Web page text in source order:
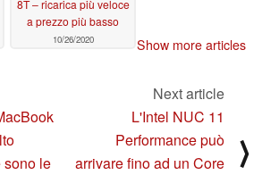
8T – ricarica più veloce
a prezzo più basso
10/26/2020 Show more articles
sono le
Next article
L'Intel NUC 11
Performance può
arrivare fino ad un Core
⟩